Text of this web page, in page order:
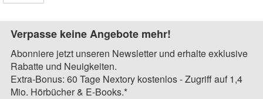
Verpasse keine Angebote mehr!
Abonniere jetzt unseren Newsletter und erhalte exklusive
Rabatte und Neuigkeiten.
Extra-Bonus: 60 Tage Nextory kostenlos - Zugriff auf 1,4
Mio. Hörbücher & E-Books.*